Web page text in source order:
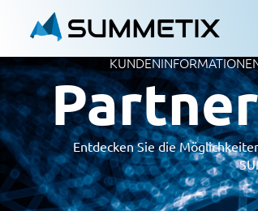
Entdecken Sie die